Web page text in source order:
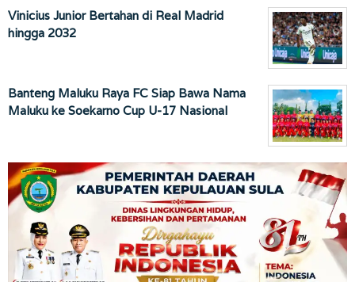
Vinicius Junior Bertahan di Real Madrid
hingga 2032
Banteng Maluku Raya FC Siap Bawa Nama
Maluku ke Soekarno Cup U-17 Nasional